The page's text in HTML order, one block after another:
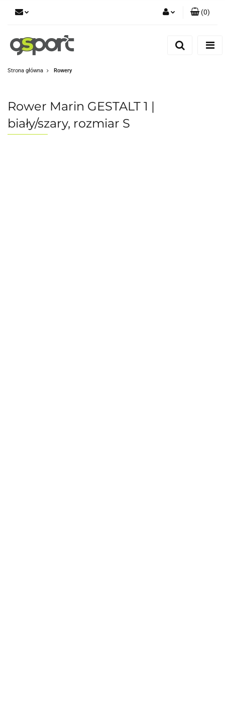
(0)
Strona główna Rowery
Rower Marin GESTALT 1 |
biały/szary, rozmiar S